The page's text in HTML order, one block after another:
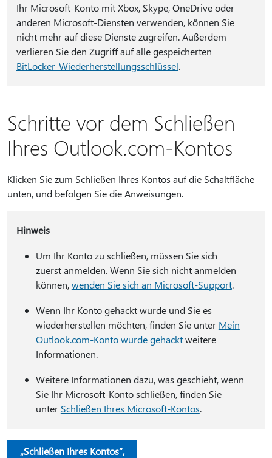
Ihr Microsoft-Konto mit Xbox, Skype, OneDrive oder
anderen Microsoft-Diensten verwenden, können Sie
nicht mehr auf diese Dienste zugreifen. Außerdem
verlieren Sie den Zugriff auf alle gespeicherten
BitLocker-Wiederherstellungsschlüssel.
Schritte vor dem Schließen
Ihres Outlook.com-Kontos
Klicken Sie zum Schließen Ihres Kontos auf die Schaltfläche
unten, und befolgen Sie die Anweisungen.
Hinweis
Um Ihr Konto zu schließen, müssen Sie sich
zuerst anmelden. Wenn Sie sich nicht anmelden
können,wenden Sie sich an Microsoft-Support.
Wenn Ihr Konto gehackt wurde und Sie es
wiederherstellen möchten, finden Sie unter Mein
Outlook.com-Konto wurde gehacktweitere
Informationen.
Weitere Informationen dazu, was geschieht, wenn
Sie Ihr Microsoft-Konto schließen, finden Sie
unter Schließen Ihres Microsoft-Kontos.
„Schließen Ihres Kontos“,